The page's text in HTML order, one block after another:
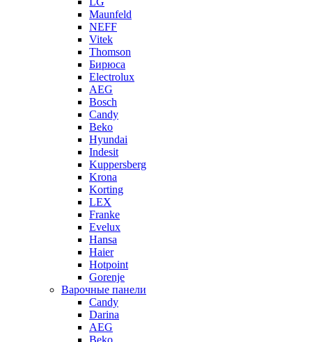
Maunfeld
NEFF
Vitek
Thomson
Бирюса
Electrolux
AEG
Bosch
Candy
Beko
Hyundai
Indesit
Kuppersberg
Krona
Korting
LEX
Franke
Evelux
Hansa
Haier
Hotpoint
Gorenje
Варочные панели
Candy
Darina
AEG